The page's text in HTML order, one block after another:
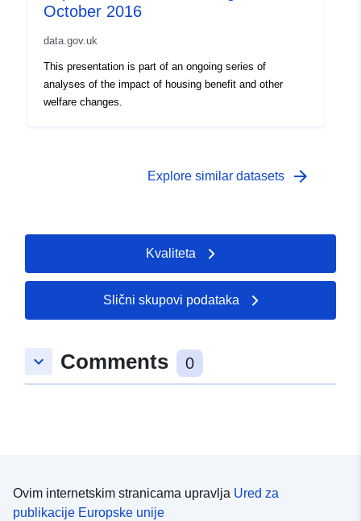
October 2016
data.gov.uk
This presentation is part of an ongoing series of
analyses of the impact of housing benefit and other
welfare changes.
Explore similar datasets arrow_forward
Kvaliteta
Slični skupovi podataka
keyboard_arrow_down Comments 0
Ovim internetskim stranicama upravlja Ured za
publikacije Europske unije